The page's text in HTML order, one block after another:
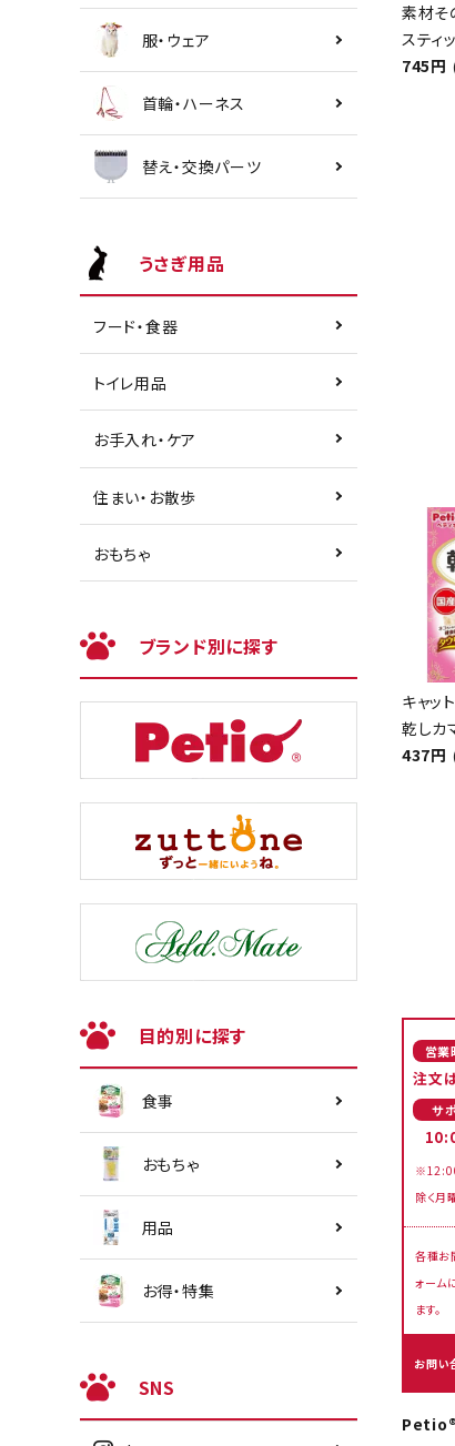
服・ウェア
首輪・ハーネス
替え・交換パーツ
うさぎ用品
フード・食器
トイレ用品
お手入れ・ケア
住まい・お散歩
おもちゃ
ブランド別に探す
目的別に探す
食事
おもちゃ
用品
お得・特集
SNS
素材そ
スティ
745円
キャッ
乾しカ
437円
営業
注文
サ
除く月
各種お
ォーム
ます。
お問い
Petio®